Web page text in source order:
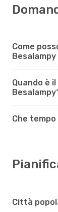
Come
Quando è
Che
Città